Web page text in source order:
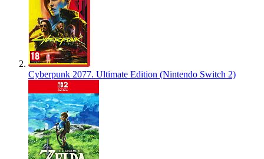
Cyberpunk 2077. Ultimate Edition (Nintendo Switch 2)